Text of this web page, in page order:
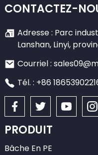
CONTACTEZ-
Adresse : Parc
Lanshan, Linyi,
Courriel :
Tél. : +86
PRODUIT
Bâche En PE